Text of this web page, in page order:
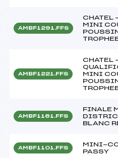
AMBF1291.FFS
CHATEL
MINI
AMBF1221.FFS
CHATEL
MINI
AMBF1161.FFS
FINALE
BLANC
AMBF1101.FFS
MINI-
PASSY